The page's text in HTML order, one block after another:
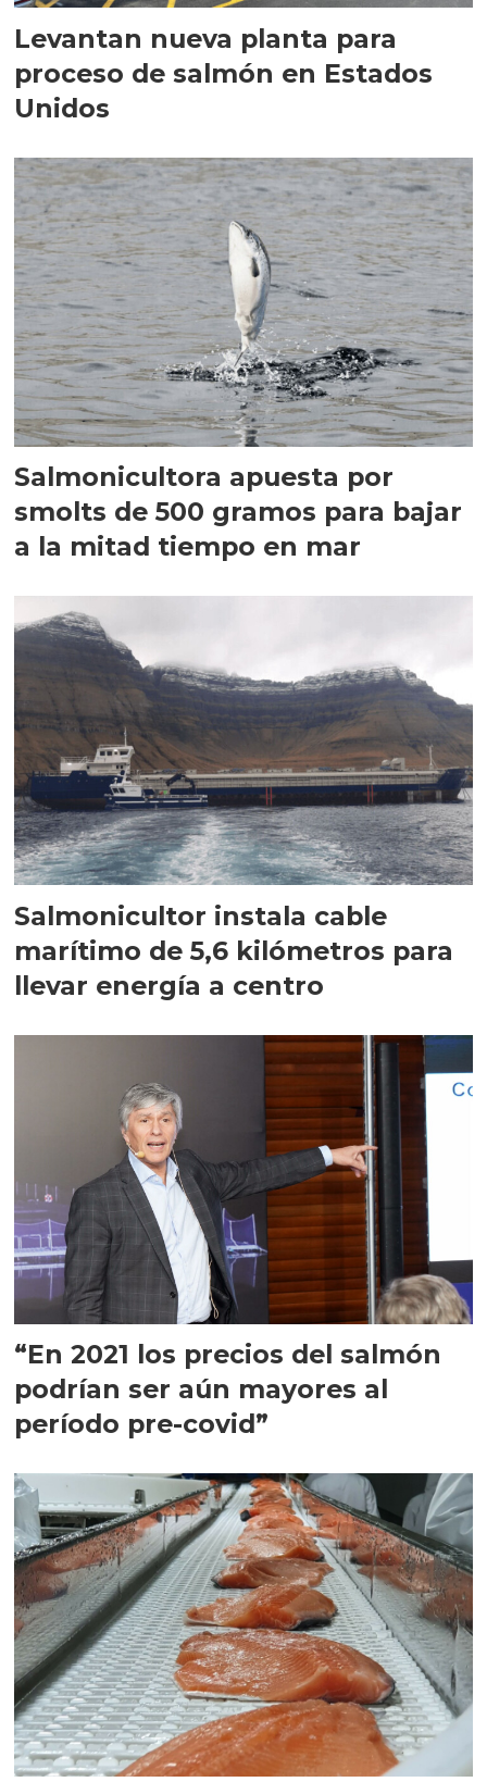
Levantan nueva planta para
proceso de salmón en Estados
Unidos
Salmonicultora apuesta por
smolts de 500 gramos para bajar
a la mitad tiempo en mar
Salmonicultor instala cable
marítimo de 5,6 kilómetros para
llevar energía a centro
“En 2021 los precios del salmón
podrían ser aún mayores al
período pre-covid”